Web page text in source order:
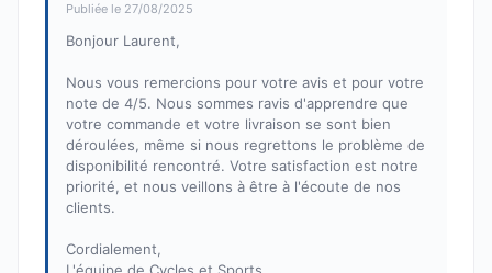
Publiée le 27/08/2025
Bonjour Laurent,
Nous vous remercions pour votre avis et pour votre
note de 4/5. Nous sommes ravis d'apprendre que
votre commande et votre livraison se sont bien
déroulées, même si nous regrettons le problème de
disponibilité rencontré. Votre satisfaction est notre
priorité, et nous veillons à être à l'écoute de nos
clients.
Cordialement,